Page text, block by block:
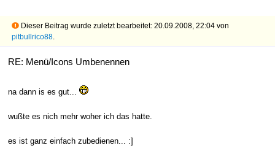
Dieser Beitrag wurde zuletzt bearbeitet: 20.09.2008, 22:04 von
pitbullrico88
RE: Menü/Icons Umbenennen
na dann is es gut...
wußte es nich mehr woher ich das hatte.
es ist ganz einfach zubedienen... :]